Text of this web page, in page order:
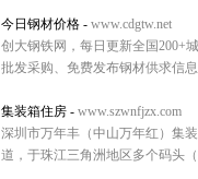
今日钢材价格 - www.cdgtw.net
创大钢铁网，每日更新全国200+
批发采购、免费发布钢材供求信
集装箱住房 - www.szwnfjzx.com
深圳市万年丰（中山万年红）集
道，于珠江三角洲地区多个码头